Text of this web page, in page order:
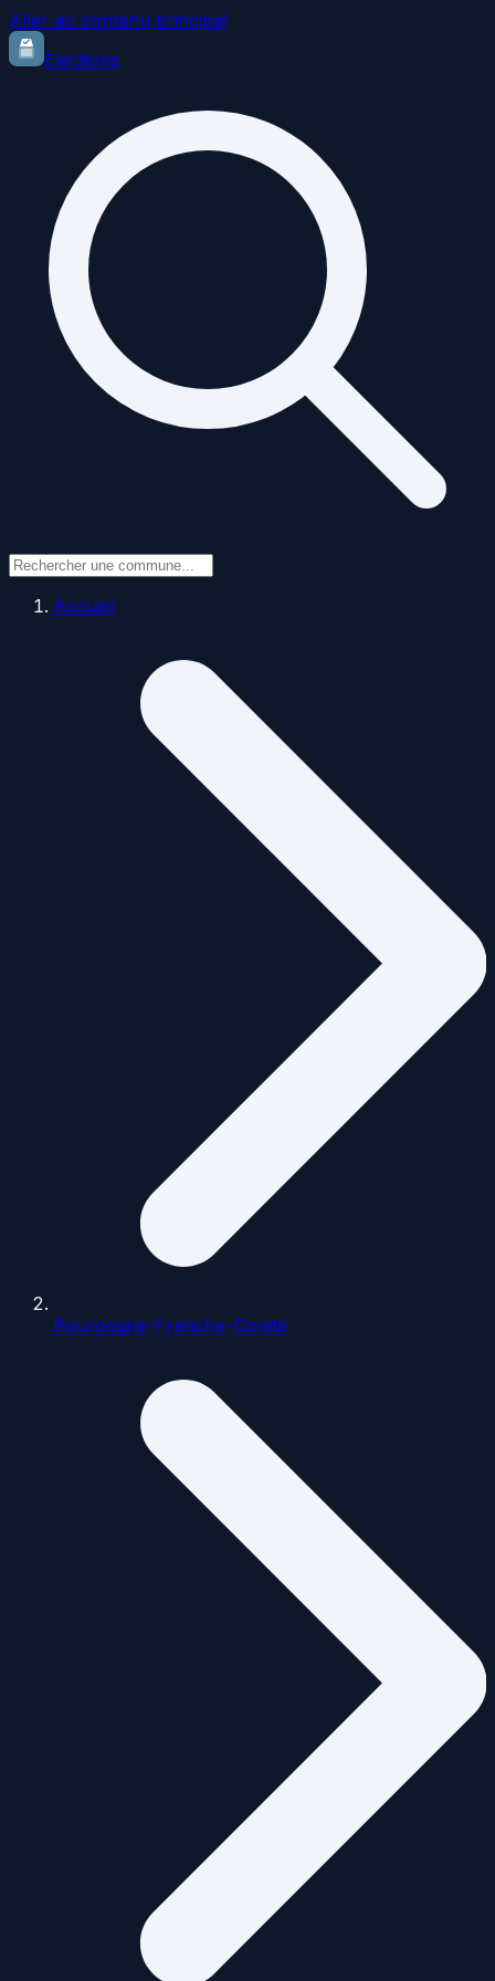
Aller au contenu principal
Elections
Accueil
Bourgogne-Franche-Comté